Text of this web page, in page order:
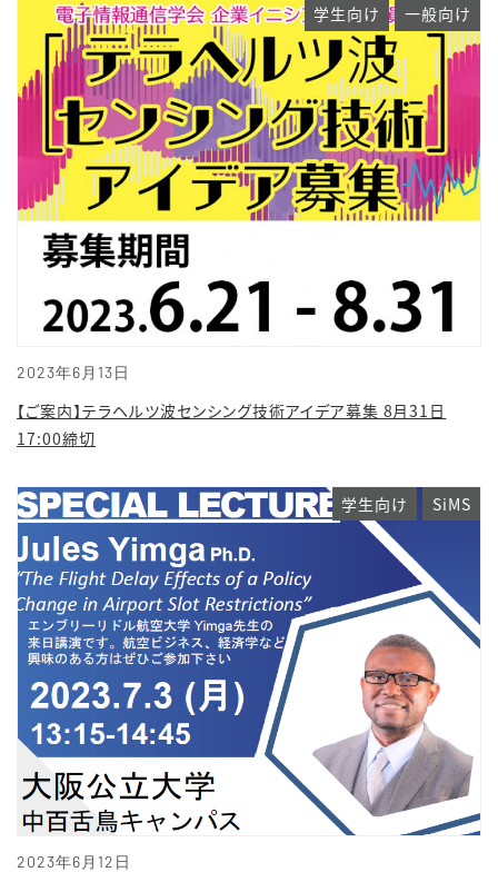
2023年6月13日
学生向け 一般向け
【ご案内】テラヘルツ波センシング技術アイデア募集 8月31日
17:00締切
2023年6月12日
学生向け SiMS